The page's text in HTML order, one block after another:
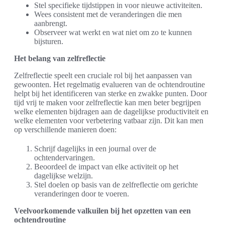
Stel specifieke tijdstippen in voor nieuwe activiteiten.
Wees consistent met de veranderingen die men
aanbrengt.
Observeer wat werkt en wat niet om zo te kunnen
bijsturen.
Het belang van zelfreflectie
Zelfreflectie speelt een cruciale rol bij het aanpassen van
gewoonten. Het regelmatig evalueren van de ochtendroutine
helpt bij het identificeren van sterke en zwakke punten. Door
tijd vrij te maken voor zelfreflectie kan men beter begrijpen
welke elementen bijdragen aan de dagelijkse productiviteit en
welke elementen voor verbetering vatbaar zijn. Dit kan men
op verschillende manieren doen:
Schrijf dagelijks in een journal over de
ochtendervaringen.
Beoordeel de impact van elke activiteit op het
dagelijkse welzijn.
Stel doelen op basis van de zelfreflectie om gerichte
veranderingen door te voeren.
Veelvoorkomende valkuilen bij het opzetten van een
ochtendroutine